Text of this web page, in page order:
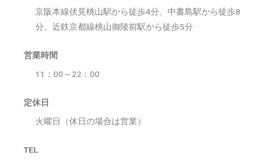
京阪本線伏見桃山駅から徒歩4分、中書島駅から徒歩8
分、近鉄京都線桃山御陵前駅から徒歩5分
営業時間
11：00～22：00
定休日
火曜日（休日の場合は営業）
TEL